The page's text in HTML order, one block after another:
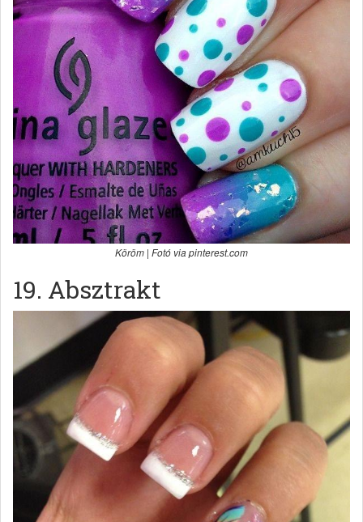
Köröm | Fotó via pinterest.com
19. Absztrakt